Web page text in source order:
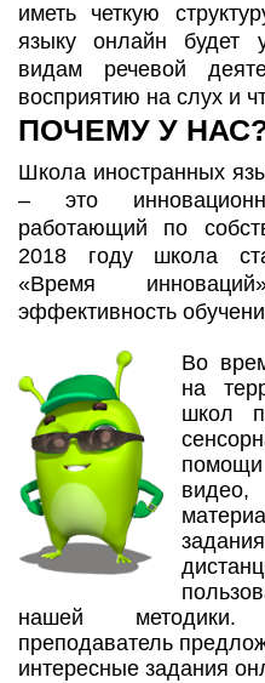
иметь четкую
языку онлайн будет
видам речевой
восприятию на слух и
ПОЧЕМУ У
Школа иностранных
– это
работающий по
2018 году школа
«Время
эффективность
Во
на
школ
помощи
нашей методики.
преподаватель
интересные задания